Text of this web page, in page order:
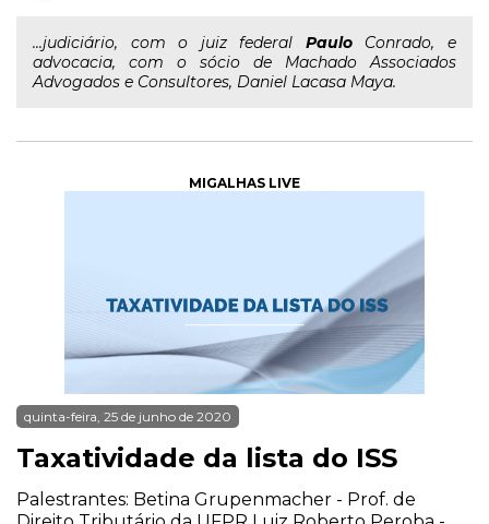
...judiciário, com o juiz federal PauloConrado, e
advocacia, com o sócio de Machado Associados
Advogados e Consultores, Daniel Lacasa Maya.
MIGALHAS LIVE
quinta-feira, 25 de junho de 2020
Taxatividade da lista do ISS
Palestrantes: Betina Grupenmacher - Prof. de